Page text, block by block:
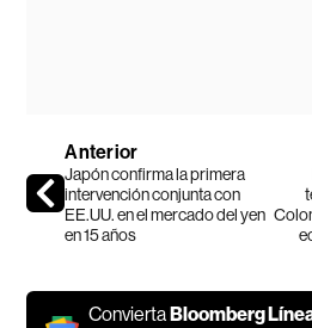
Anterior
Japón confirma la primera
intervención conjunta con
EE.UU. en el mercado del yen
en 15 años
ConviertaBloomberg